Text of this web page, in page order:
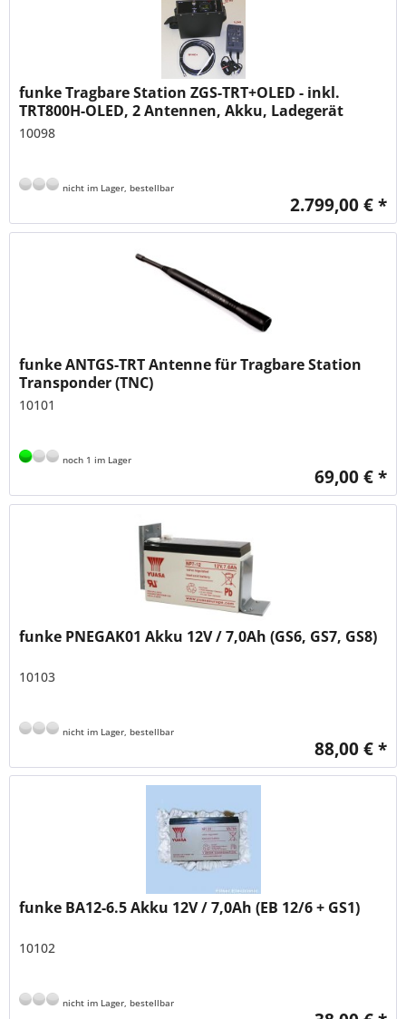
funke Tragbare Station ZGS-TRT+OLED - inkl.
TRT800H-OLED, 2 Antennen, Akku, Ladegerät
10098
nicht im Lager, bestellbar
2.799,00 € *
funke ANTGS-TRT Antenne für Tragbare Station
Transponder (TNC)
10101
noch 1 im Lager
69,00 € *
funke PNEGAK01 Akku 12V / 7,0Ah (GS6, GS7, GS8)
10103
nicht im Lager, bestellbar
88,00 € *
funke BA12-6.5 Akku 12V / 7,0Ah (EB 12/6 + GS1)
10102
nicht im Lager, bestellbar